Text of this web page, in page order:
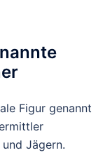
Figur genannt
Jägern.